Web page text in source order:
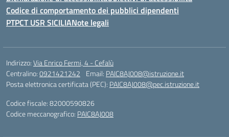
Codice di comportamento dei pubblici dipendenti
PTPCT USR SICILIANote legali
Indirizzo:Via Enrico Fermi, 4 - Cefalù
Centralino:0921421242 Email: PAIC8AJ008@istruzione.it
Posta elettronica certificata (PEC): PAIC8AJ008@pec.istruzione.it
Codice fiscale: 82000590826
Codice meccanografico: PAIC8AJ008